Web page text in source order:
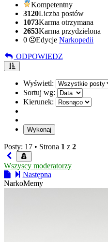
Kompetentny
3120Liczba postów
1073Karma otrzymana
2653Karma przydzielona
0
Edycje Narkopedii
ODPOWIEDZ
Wyświetl:
Sortuj wg:
Kierunek:
Posty: 17 • Strona 1 z 2
Wszyscy moderatorzy
Następna
NarkoMemy